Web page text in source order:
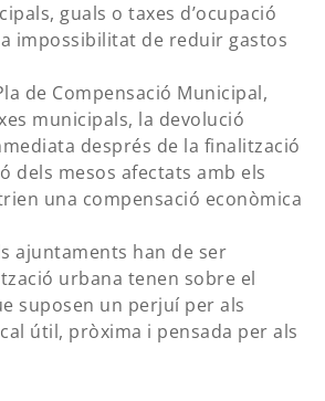
guals o taxes d’ocupació
impossibilitat de reduir gastos
de Compensació Municipal,
municipals, la devolució
després de la finalització
dels mesos afectats amb els
una compensació econòmica
ajuntaments han de ser
urbana tenen sobre el
suposen un perjuí per als
útil, pròxima i pensada per als